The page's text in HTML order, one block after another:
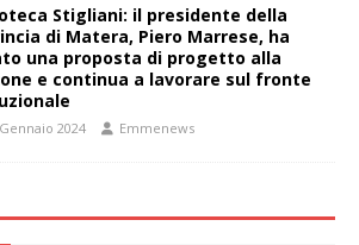
Stigliani: il presidente della
di Matera, Piero Marrese, ha
una proposta di progetto alla
e continua a lavorare sul fronte
2024 Emmenews